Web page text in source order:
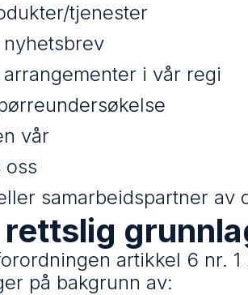
tjenester
i vår regi
vår
oss
samarbeidspartner av
rettslig
artikkel 6 nr.
på bakgrunn av: